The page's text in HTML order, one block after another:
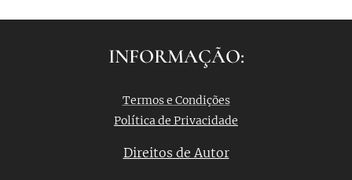
INFORMAÇÃO:
Termos e Condições
Política de Privacidade
Direitos de Autor